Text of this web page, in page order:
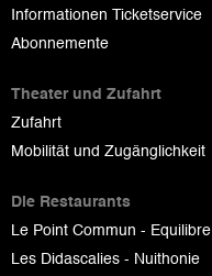
Informationen Ticketservice
Abonnemente
Theater und Zufahrt
Zufahrt
Mobilität und Zugänglichkeit
Die Restaurants
Le Point Commun - Equilibre
Les Didascalies - Nuithonie